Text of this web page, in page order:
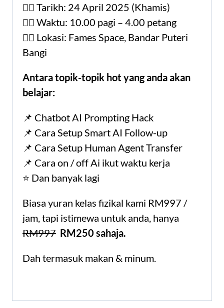
👉🏻 Tarikh: 24 April 2025 (Khamis)
👉🏻 Waktu: 10.00 pagi – 4.00 petang
👉🏻 Lokasi: Fames Space, Bandar Puteri
Bangi
Antara topik-topik hot yang anda akan
belajar:
📌 Chatbot AI Prompting Hack
📌 Cara Setup Smart AI Follow-up
📌 Cara Setup Human Agent Transfer
📌 Cara on / off Ai ikut waktu kerja
⭐️ Dan banyak lagi
Biasa yuran kelas fizikal kami RM997 /
jam, tapi istimewa untuk anda, hanya
RM997 RM250 sahaja.
Dah termasuk makan & minum.